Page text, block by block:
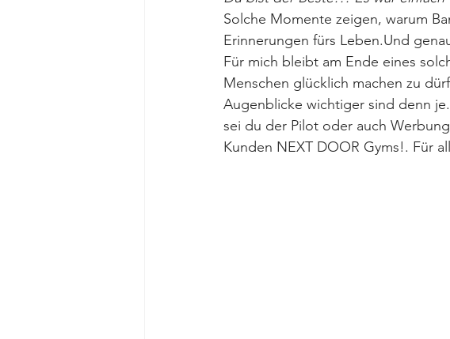
Solche Momente zeigen, warum
Erinnerungen fürs Leben.Und
Für mich bleibt am Ende eines
Menschen glücklich machen zu
Augenblicke wichtiger sind denn
sei du der Pilot oder auch
Kunden NEXT DOOR Gyms!. Für